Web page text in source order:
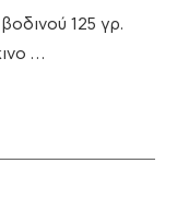
125 γρ.
…